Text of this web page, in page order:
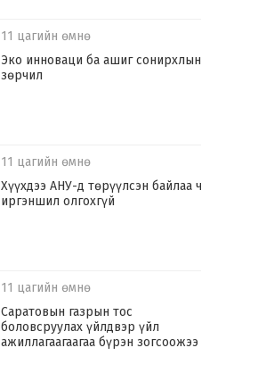
11 цагийн өмнө
Эко инноваци ба ашиг сонирхлын
зөрчил
11 цагийн өмнө
Хүүхдээ АНУ-д төрүүлсэн байлаа ч
иргэншил олгохгүй
11 цагийн өмнө
Саратовын газрын тос
боловсруулах үйлдвэр үйл
ажиллагаагаагаа бүрэн зогсоожээ